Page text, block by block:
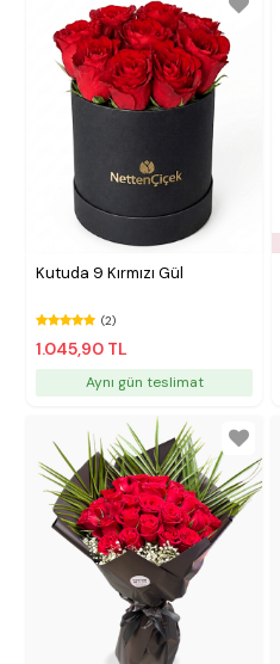
Kutuda 9 Kırmızı Gül
(2)
1.045,90 TL
Aynı gün teslimat